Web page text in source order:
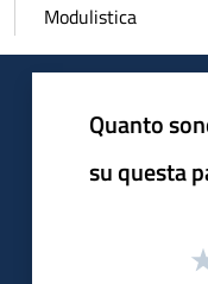
Modulistica
Quanto
su questa